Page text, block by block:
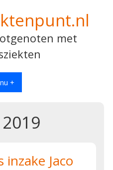
met
+
inzake Jaco